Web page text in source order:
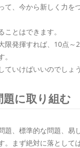
て、今から新しく力を
ことはできます。
限発揮すれば、10点～
ていけばいいのでしょう
に取り組む
題、標準的な問題、易
。まず絶対に落として